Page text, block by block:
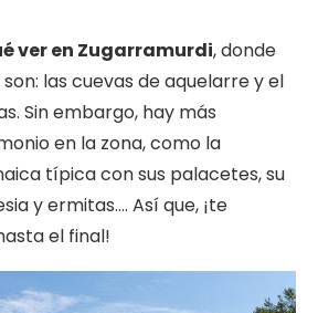
ver en Zugarramurdi, donde
las cuevas de aquelarre y el
Sin embargo, hay más
en la zona, como la
típica con sus palacetes, su
y ermitas…. Así que, ¡te
el final!